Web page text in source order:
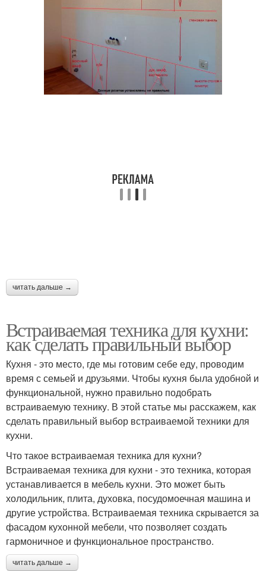
читать дальше →
Встраиваемая техника для кухни:
как сделать правильный выбор
Кухня - это место, где мы готовим себе еду, проводим
время с семьей и друзьями. Чтобы кухня была удобной и
функциональной, нужно правильно подобрать
встраиваемую технику. В этой статье мы расскажем, как
сделать правильный выбор встраиваемой техники для
кухни.
Что такое встраиваемая техника для кухни?
Встраиваемая техника для кухни - это техника, которая
устанавливается в мебель кухни. Это может быть
холодильник, плита, духовка, посудомоечная машина и
другие устройства. Встраиваемая техника скрывается за
фасадом кухонной мебели, что позволяет создать
гармоничное и функциональное пространство.
читать дальше →